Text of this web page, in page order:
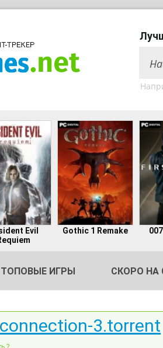
Evil
Gothic 1 Remake
ТОПОВЫЕ ИГРЫ СКОРО НА
3.torrent